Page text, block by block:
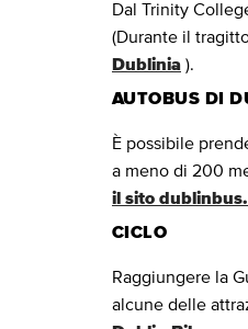
Dal Trinity
(Durante il
Dublinia ).
AUTOBUS DI
È possibile
a meno di 200
il sito
CICLO
Raggiungere la
alcune delle